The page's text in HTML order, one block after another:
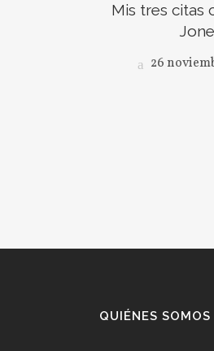
Mis tres citas
26
QUIÉNES SOMOS